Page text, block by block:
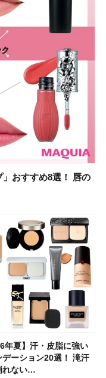
」おすすめ8選！ 唇の
年夏】汗・皮脂に強い
デーション20選！ 滝汗
れない…
】大人になって開眼
スマスコフレ2026】ク
クのホリデーコフレを一
！ 人気…
」おすすめ8選！ 唇の
年夏】汗・皮脂に強い
デーション20選！ 滝汗
れない…
ンキングTOP5！＜美
夏】「リップケア」ラ
グTOP5！＜美容マニア
マキア…
すすめの食品・ドリン
友美さんの美活】「最
の歯の矯正を再開したん
オーラルケア…
選！ 若く見える・手
年夏】小顔に見えるボ
型37選！ レイヤー・切
なしな…
旅館 掬水亭の宿泊券
良品】スキンケア×衣料
最強タッグで実現！ 着
保湿でき…
リーティントリップ
ンヌ】「ブライトカラー
ー」新色グリーンが8/7
既存色…